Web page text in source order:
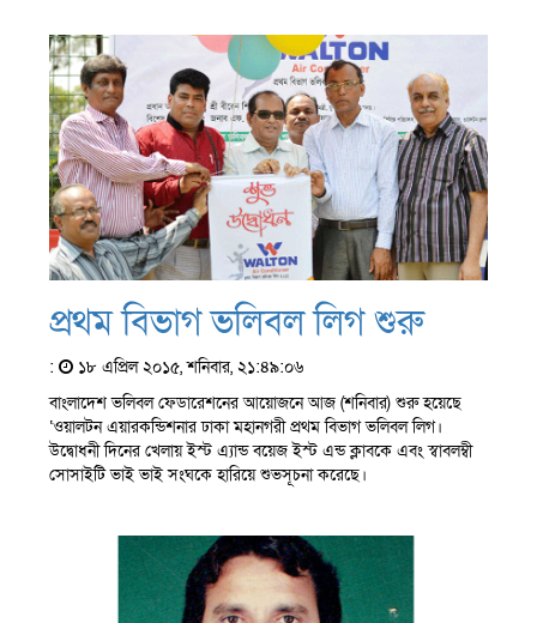
প্রথম বিভাগ ভলিবল লিগ শুরু
:
১৮ এপ্রিল ২০১৫, শনিবার, ২১:৪৯:০৬
বাংলাদেশ ভলিবল ফেডারেশনের আয়োজনে আজ (শনিবার) শুরু হয়েছে
‘ওয়ালটন এয়ারকন্ডিশনার ঢাকা মহানগরী প্রথম বিভাগ ভলিবল লিগ।
উদ্বোধনী দিনের খেলায় ইস্ট এ্যান্ড বয়েজ ইস্ট এন্ড ক্লাবকে এবং স্বাবলম্বী
সোসাইটি ভাই ভাই সংঘকে হারিয়ে শুভসূচনা করেছে।